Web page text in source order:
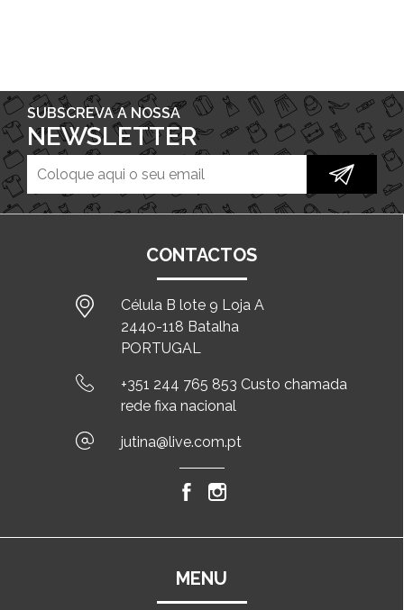
SUBSCREVA A NOSSA
NEWSLETTER
CONTACTOS
Célula B lote 9 Loja A
2440-118 Batalha
PORTUGAL
+351 244 765 853 Custo chamada
rede fixa nacional
jutina@live.com.pt
MENU